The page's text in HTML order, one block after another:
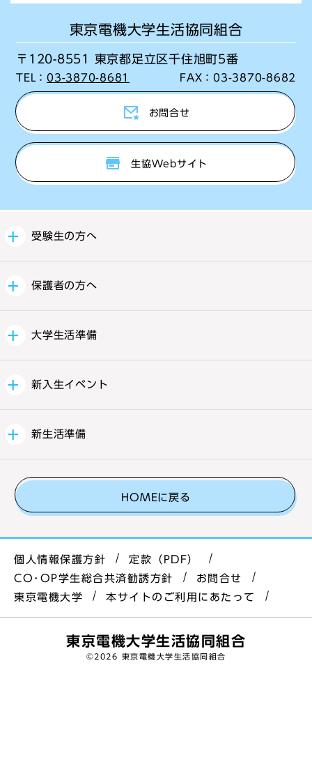
東京電機大学生活協同組合
〒120-8551 東京都足立区千住旭町5番
TEL： 03-3870-8681 FAX： 03-3870-8682
お問合せ
生協Webサイト
受験生の方へ
保護者の方へ
大学生活準備
新入生イベント
新生活準備
HOMEに戻る
東京電機大学生活協同組合
©2026 東京電機大学生活協同組合
個人情報保護方針
定款（PDF）
CO･OP学生総合共済勧誘方針
お問合せ
東京電機大学
本サイトのご利用にあたって